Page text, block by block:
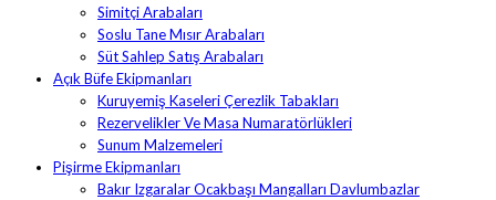
Simitçi Arabaları
Soslu Tane Mısır Arabaları
Süt Sahlep Satış Arabaları
Açık Büfe Ekipmanları
Kuruyemiş Kaseleri Çerezlik Tabakları
Rezervelikler Ve Masa Numaratörlükleri
Sunum Malzemeleri
Pişirme Ekipmanları
Bakır Izgaralar Ocakbaşı Mangalları Davlumbazlar